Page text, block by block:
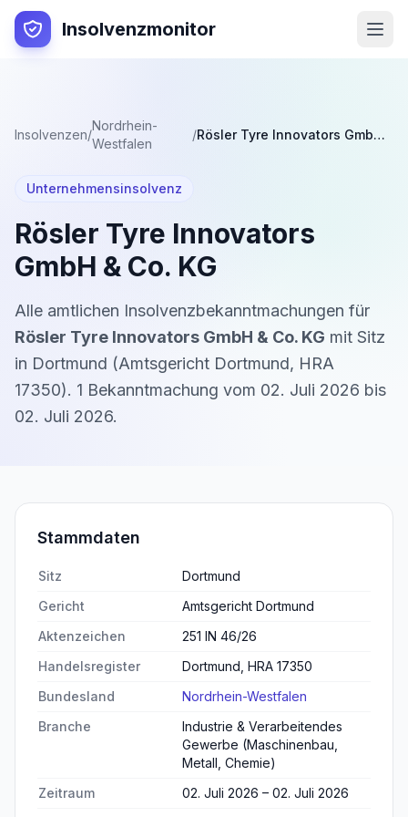
Insolvenzmonitor
Insolvenzen/
Nordrhein-
Westfalen
/ Rösler Tyre Innovators GmbH & Co. KG
Unternehmensinsolvenz
Rösler Tyre Innovators
GmbH & Co. KG
Alle amtlichen Insolvenzbekanntmachungen für
Rösler Tyre Innovators GmbH & Co. KG mit Sitz
in Dortmund (Amtsgericht Dortmund, HRA
17350). 1 Bekanntmachung vom 02. Juli 2026 bis
02. Juli 2026.
Stammdaten
Sitz
Dortmund
Gericht
Amtsgericht Dortmund
Aktenzeichen
251 IN 46/26
Handelsregister
Dortmund, HRA 17350
Bundesland
Nordrhein-Westfalen
Branche
Industrie & Verarbeitendes
Gewerbe (Maschinenbau,
Metall, Chemie)
Zeitraum
02. Juli 2026 – 02. Juli 2026